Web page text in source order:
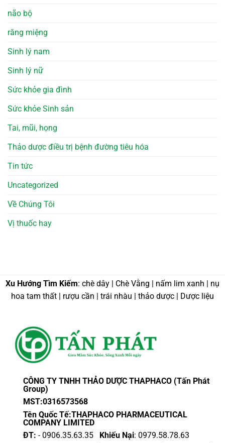
não bộ
răng miệng
Sinh lý nam
Sinh lý nữ
Sức khỏe gia đình
Sức khỏe Sinh sản
Tai, mũi, họng
Thảo dược điều trị bệnh đường tiêu hóa
Tin tức
Uncategorized
Về Chúng Tôi
Vị thuốc hay
Xu Hướng Tìm Kiếm: chè dây | Chè Vằng | nấm lim xanh | nụ
hoa tam thất | rượu cần | trái nhàu | thảo dược | Dược liệu
CÔNG TY TNHH THẢO DƯỢC THAPHACO (Tấn Phát
Group)
MST:0316573568
Tên Quốc Tế:THAPHACO PHARMACEUTICAL
COMPANY LIMITED
ĐT: - 0906.35.63.35 Khiếu Nại: 0979.58.78.63